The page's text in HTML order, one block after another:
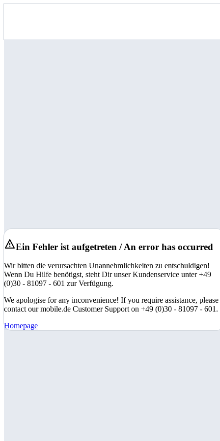
Ein Fehler ist aufgetreten / An error has occurred
Wir bitten die verursachten Unannehmlichkeiten zu entschuldigen!
Wenn Du Hilfe benötigst, steht Dir unser Kundenservice unter +49
(0)30 - 81097 - 601 zur Verfügung.
We apologise for any inconvenience! If you require assistance, please
contact our mobile.de Customer Support on +49 (0)30 - 81097 - 601.
Homepage